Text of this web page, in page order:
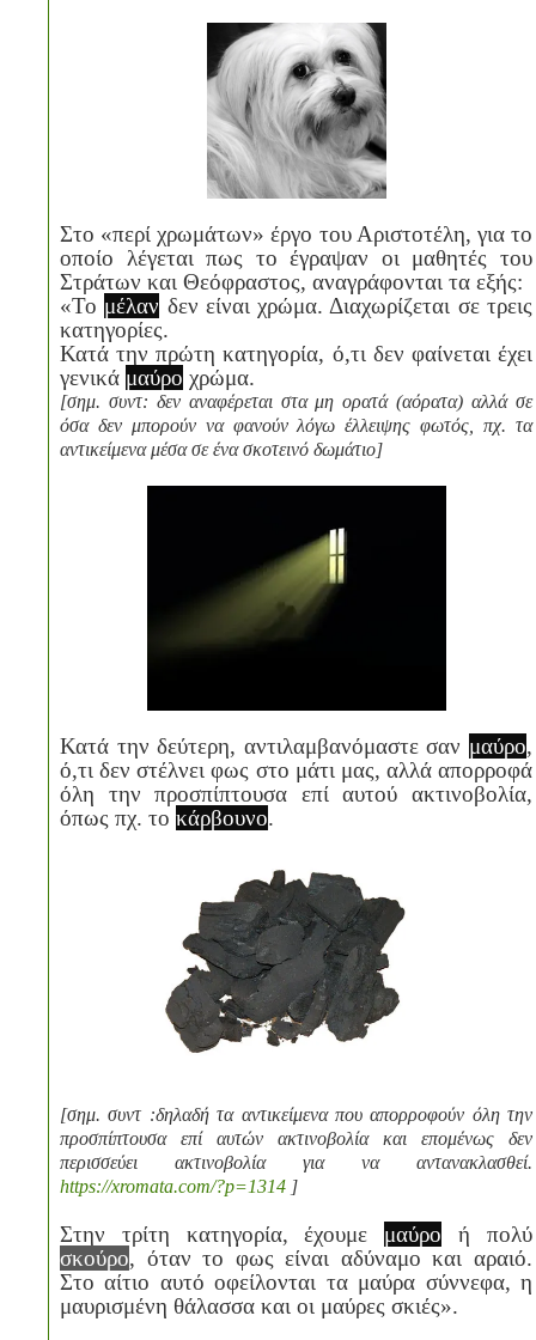
Στο «περί χρωμάτων» έργο του Αριστοτέλη, για το
οποίο λέγεται πως το έγραψαν οι μαθητές του
Στράτων και Θεόφραστος, αναγράφονται τα εξής:
«Το μέλαν δεν είναι χρώμα. Διαχωρίζεται σε τρεις
κατηγορίες.
Κατά την πρώτη κατηγορία, ό,τι δεν φαίνεται έχει
γενικά μαύρο χρώμα.
[σημ. συντ: δεν αναφέρεται στα μη ορατά (αόρατα) αλλά σε
όσα δεν μπορούν να φανούν λόγω έλλειψης φωτός, πχ. τα
αντικείμενα μέσα σε ένα σκοτεινό δωμάτιο]
Κατά την δεύτερη, αντιλαμβανόμαστε σαν μαύρο,
ό,τι δεν στέλνει φως στο μάτι μας, αλλά απορροφά
όλη την προσπίπτουσα επί αυτού ακτινοβολία,
όπως πχ. το κάρβουνο.
[σημ. συντ :δηλαδή τα αντικείμενα που απορροφούν όλη την
προσπίπτουσα επί αυτών ακτινοβολία και επομένως δεν
περισσεύει ακτινοβολία για να αντανακλασθεί.
https://xromata.com/?p=1314 ]
Στην τρίτη κατηγορία, έχουμε μαύρο ή πολύ
σκούρο, όταν το φως είναι αδύναμο και αραιό.
Στο αίτιο αυτό οφείλονται τα μαύρα σύννεφα, η
μαυρισμένη θάλασσα και οι μαύρες σκιές».